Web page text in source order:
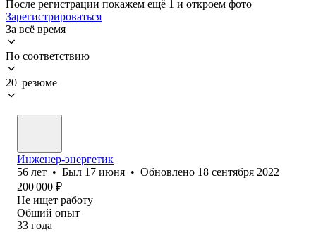
После регистрации покажем ещё 1 и откроем фото
Зарегистрироваться
За всё время
По соответствию
20 резюме
Инженер-энергетик
56 лет • Был 17 июня • Обновлено 18 сентября 2022
200 000 ₽
Не ищет работу
Общий опыт
33 года